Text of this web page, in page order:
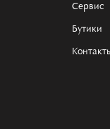
Сервис
Бутики